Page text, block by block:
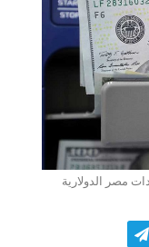
مصر الدولارية